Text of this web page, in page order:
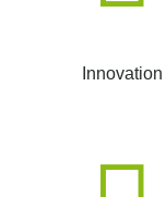
Innovation